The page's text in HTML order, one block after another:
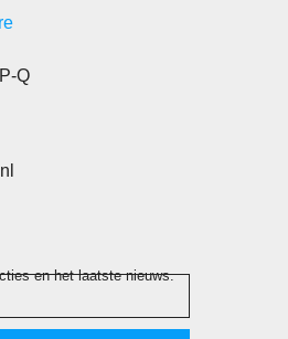
Q
en het laatste nieuws.